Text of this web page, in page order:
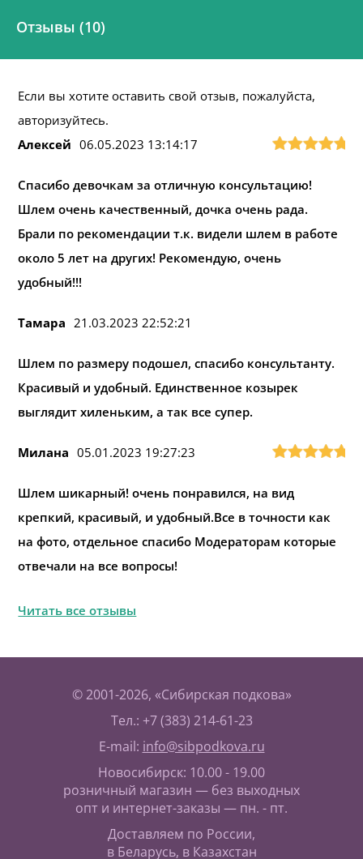
Отзывы (10)
Если вы хотите оставить свой отзыв, пожалуйста,
авторизуйтесь.
Алексей 06.05.2023 13:14:17
Спасибо девочкам за отличную консультацию!
Шлем очень качественный, дочка очень рада.
Брали по рекомендации т.к. видели шлем в работе
около 5 лет на других! Рекомендую, очень
удобный!!!
Тамара 21.03.2023 22:52:21
Шлем по размеру подошел, спасибо консультанту.
Красивый и удобный. Единственное козырек
выглядит хиленьким, а так все супер.
Милана 05.01.2023 19:27:23
Шлем шикарный! очень понравился, на вид
крепкий, красивый, и удобный.Все в точности как
на фото, отдельное спасибо Модераторам которые
отвечали на все вопросы!
Читать все отзывы
© 2001-2026, «Сибирская подкова»
Тел.: +7 (383) 214-61-23
E-mail: info@sibpodkova.ru
Новосибирск: 10.00 - 19.00
розничный магазин — без выходных
опт и интернет-заказы — пн. - пт.
Доставляем по России,
в Беларусь, в Казахстан